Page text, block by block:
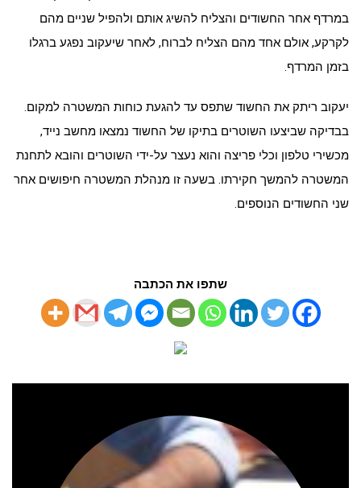
במרדף אחר החשודים והצליח להשיג אותם ולהפיל שניים מהם
לקרקע, אולם אחד מהם הצליח לברוח, לאחר שיעקוב נפגע ברגלו
בזמן המרדף.
יעקוב ריתק את החשוד שתפס עד להגעת כוחות המשטרה למקום.
בבדיקה שביצעו השוטרים בתיקו של החשוד נמצאו מחשב נייד,
מכשירי טלפון וכלי פריצה והוא נעצר על-ידי השוטרים והובא לתחנת
המשטרה להמשך חקירתו. בשעה זו מנהלת המשטרה חיפושים אחר
שני החשודים הנוספים.
שתפו את הכתבה